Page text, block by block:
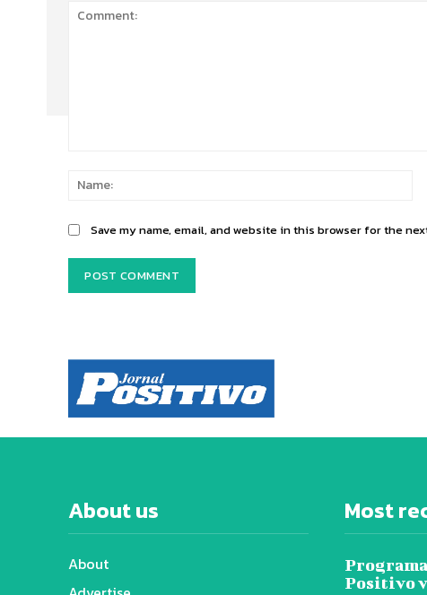
Save my name, email, and website in this browser for the
About us
About
Most
Positivo